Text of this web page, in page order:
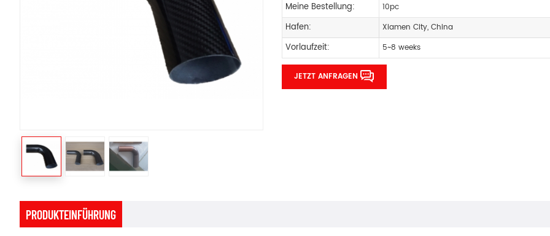
Meine Bestellung: 10pc
Hafen: Xiamen City, China
Vorlaufzeit: 5~8 weeks
JETZT ANFRAGEN
PRODUKTEINFÜHRUNG